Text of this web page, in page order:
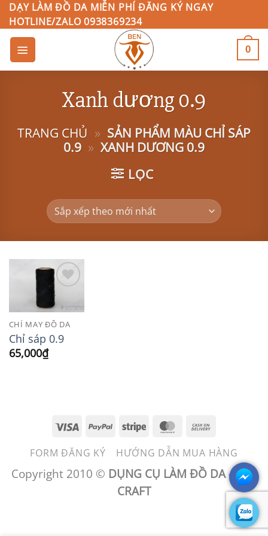
Bỏ
qua
nội
dung
DẠY LÀM ĐỒ DA MIỄN PHÍ ĐĂNG KÝ NGAY
HOTLINE/ZALO 0938369234
0
Xanh dương 0.9
TRANG CHỦ » SẢN PHẨM MÀU CHỈ SÁP
0.9 » XANH DƯƠNG 0.9
LỌC
Add to
Wishlist
CHỈ MAY ĐỒ DA
Chỉ sáp 0.9
65,000₫
Visa PayPalStripe MasterCard
Delivery
FORM ĐĂNG KÝ HƯỚNG DẪN MUA HÀNG
Copyright 2010 © DỤNG CỤ LÀM ĐỒ DA - BEN
CRAFT